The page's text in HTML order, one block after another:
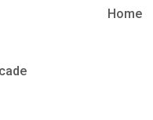
Home